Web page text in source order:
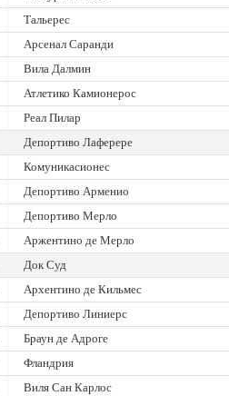
Тальерес
Арсенал Саранди
Вила Далмин
Атлетико Камионерос
Реал Пилар
Депортиво Лаферере
Комуникасионес
Депортиво Арменио
Депортиво Мерло
Аржентино де Мерло
Док Суд
Архентино де Кильмес
Депортиво Линиерс
Браун де Адроге
Фландрия
Виля Сан Карлос